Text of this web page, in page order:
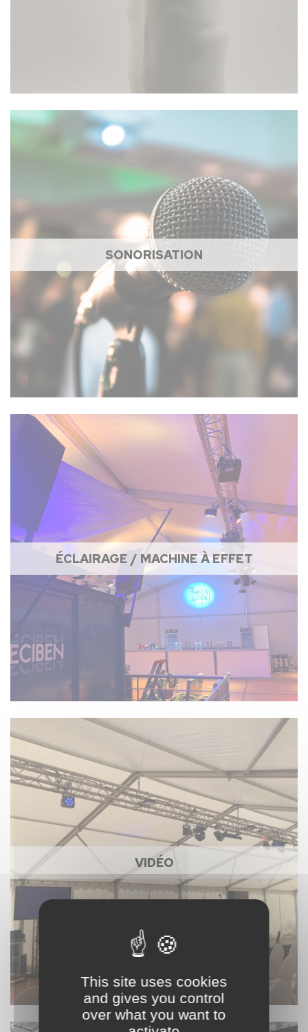
SONORISATION
ÉCLAIRAGE / MACHINE À EFFET
VIDÉO
This site uses cookies
and gives you control
over what you want to